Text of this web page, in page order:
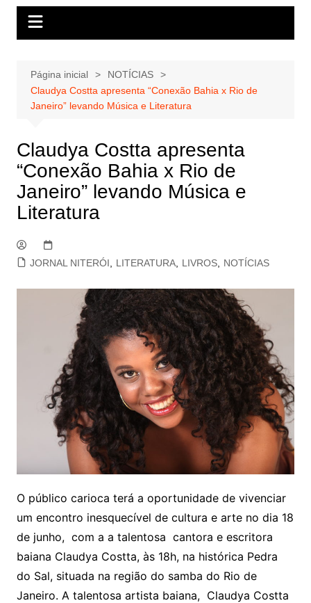
Página inicial
NOTÍCIAS
Claudya Costta apresenta “Conexão Bahia x Rio de
Janeiro” levando Música e Literatura
Claudya Costta apresenta
“Conexão Bahia x Rio de
Janeiro” levando Música e
Literatura
JORNAL NITERÓI LITERATURA, LIVROS, NOTÍCIAS
O público carioca terá a oportunidade de vivenciar
um encontro inesquecível de cultura e arte no dia 18
de junho, com a a talentosa cantora e escritora
baiana Claudya Costta, às 18h, na histórica Pedra
do Sal, situada na região do samba do Rio de
Janeiro. A talentosa artista baiana, Claudya Costta